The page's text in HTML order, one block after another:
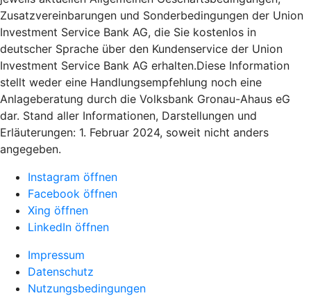
Zusatzvereinbarungen und Sonderbedingungen der Union
Investment Service Bank AG, die Sie kostenlos in
deutscher Sprache über den Kundenservice der Union
Investment Service Bank AG erhalten.Diese Information
stellt weder eine Handlungsempfehlung noch eine
Anlageberatung durch die Volksbank Gronau-Ahaus eG
dar. Stand aller Informationen, Darstellungen und
Erläuterungen: 1. Februar 2024, soweit nicht anders
angegeben.
Instagram öffnen
Facebook öffnen
Xing öffnen
LinkedIn öffnen
Impressum
Datenschutz
Nutzungsbedingungen